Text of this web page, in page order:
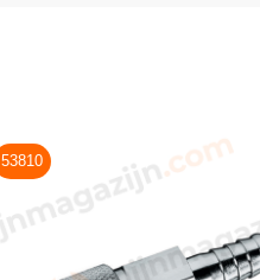
53810